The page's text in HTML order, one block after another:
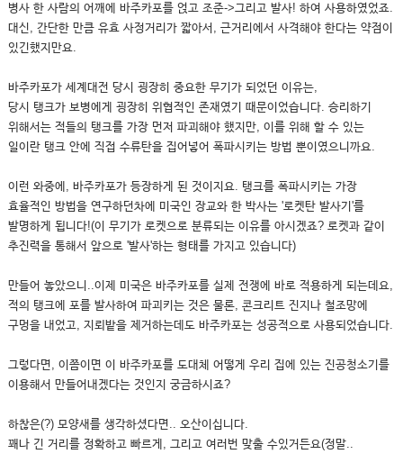
병사 한 사람의 어깨에 바주카포를 얹고 조준->그리고 발사! 하여 사용하였었죠.
대신, 간단한 만큼 유효 사정거리가 짧아서, 근거리에서 사격해야 한다는 약점이
있긴했지만요.
바주카포가 세계대전 당시 굉장히 중요한 무기가 되었던 이유는,
당시 탱크가 보병에게 굉장히 위협적인 존재였기 때문이었습니다. 승리하기
위해서는 적들의 탱크를 가장 먼저 파괴해야 했지만, 이를 위해 할 수 있는
일이란 탱크 안에 직접 수류탄을 집어넣어 폭파시키는 방법 뿐이였으니까요.
이런 와중에, 바주카포가 등장하게 된 것이지요. 탱크를 폭파시키는 가장
효율적인 방법을 연구하던차에 미국인 장교와 한 박사는 '로켓탄 발사기'를
발명하게 됩니다!(이 무기가 로켓으로 분류되는 이유를 아시겠죠? 로켓과 같이
추진력을 통해서 앞으로 '발사'하는 형태를 가지고 있습니다)
만들어 놓았으니..이제 미국은 바주카포를 실제 전쟁에 바로 적용하게 되는데요,
적의 탱크에 포를 발사하여 파괴키는 것은 물론, 콘크리트 진지나 철조망에
구멍을 내었고, 지뢰밭을 제거하는데도 바주카포는 성공적으로 사용되었습니다.
그렇다면, 이쯤이면 이 바주카포를 도대체 어떻게 우리 집에 있는 진공청소기를
이용해서 만들어내겠다는 것인지 궁금하시죠?
하찮은(?) 모양새를 생각하셨다면.. 오산이십니다.
꽤나 긴 거리를 정확하고 빠르게, 그리고 여러번 맞출 수있거든요(정말..